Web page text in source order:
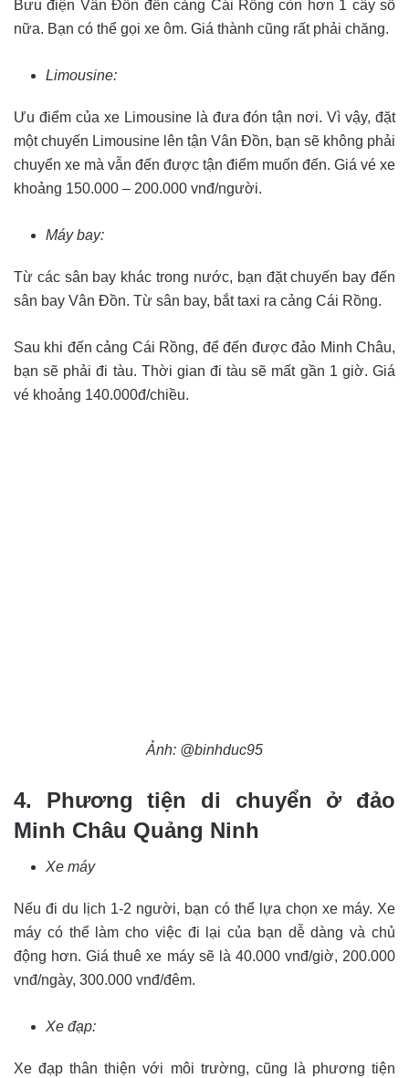
Bưu điện Vân Đồn đến cảng Cái Rồng còn hơn 1 cây số
nữa. Bạn có thể gọi xe ôm. Giá thành cũng rất phải chăng.
Limousine:
Ưu điểm của xe Limousine là đưa đón tận nơi. Vì vậy, đặt
một chuyến Limousine lên tận Vân Đồn, bạn sẽ không phải
chuyển xe mà vẫn đến được tận điểm muốn đến. Giá vé xe
khoảng 150.000 – 200.000 vnđ/người.
Máy bay:
Từ các sân bay khác trong nước, bạn đặt chuyến bay đến
sân bay Vân Đồn. Từ sân bay, bắt taxi ra cảng Cái Rồng.
Sau khi đến cảng Cái Rồng, để đến được đảo Minh Châu,
bạn sẽ phải đi tàu. Thời gian đi tàu sẽ mất gần 1 giờ. Giá
vé khoảng 140.000đ/chiều.
Ảnh: @binhduc95
4. Phương tiện di chuyển ở đảo
Minh Châu Quảng Ninh
Xe máy
Nếu đi du lịch 1-2 người, bạn có thể lựa chọn xe máy. Xe
máy có thể làm cho việc đi lại của bạn dễ dàng và chủ
động hơn. Giá thuê xe máy sẽ là 40.000 vnđ/giờ, 200.000
vnđ/ngày, 300.000 vnđ/đêm.
Xe đạp:
Xe đạp thân thiện với môi trường, cũng là phương tiện